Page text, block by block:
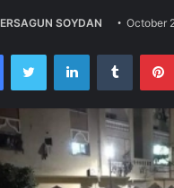
ERSAGUN SOYDAN October
FacebookTwitter LinkedInTumblr